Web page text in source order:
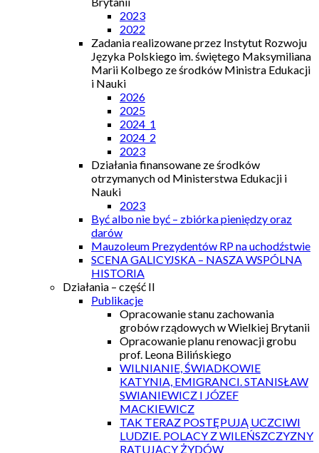
2023
2022
Zadania realizowane przez Instytut Rozwoju
Języka Polskiego im. świętego Maksymiliana
Marii Kolbego ze środków Ministra Edukacji
i Nauki
2026
2025
2024_1
2024_2
2023
Działania finansowane ze środków
otrzymanych od Ministerstwa Edukacji i
Nauki
2023
Być albo nie być – zbiórka pieniędzy oraz
darów
Mauzoleum Prezydentów RP na uchodźstwie
SCENA GALICYJSKA – NASZA WSPÓLNA
HISTORIA
Działania – część II
Publikacje
Opracowanie stanu zachowania
grobów rządowych w Wielkiej Brytanii
Opracowanie planu renowacji grobu
prof. Leona Bilińskiego
WILNIANIE, ŚWIADKOWIE
KATYNIA, EMIGRANCI. STANISŁAW
SWIANIEWICZ I JÓZEF
MACKIEWICZ
TAK TERAZ POSTĘPUJĄ UCZCIWI
LUDZIE. POLACY Z WILEŃSZCZYZNY
RATUJĄCY ŻYDÓW